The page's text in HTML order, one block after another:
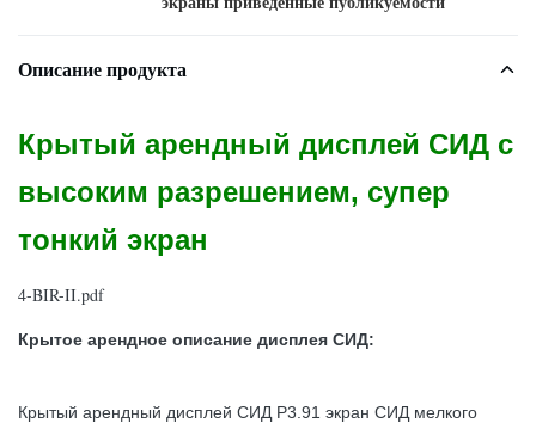
Описание продукта
Крытый арендный дисплей СИД с
высоким разрешением, супер
тонкий экран
4-BIR-II.pdf
Крытое арендное описание дисплея СИД:
Крытый арендный дисплей СИД P3.91 экран СИД мелкого